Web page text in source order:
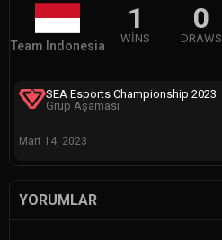
Team Indonesia
1
WINS
0
DRAWS
SEA Esports Championship 2023
Grup Aşaması
Mart 14, 2023
YORUMLAR